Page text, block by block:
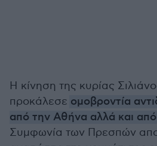
Η κίνηση της κυρίας
προκάλεσε ομοβροντία
από την Αθήνα αλλά και
Συμφωνία των Πρεσπών